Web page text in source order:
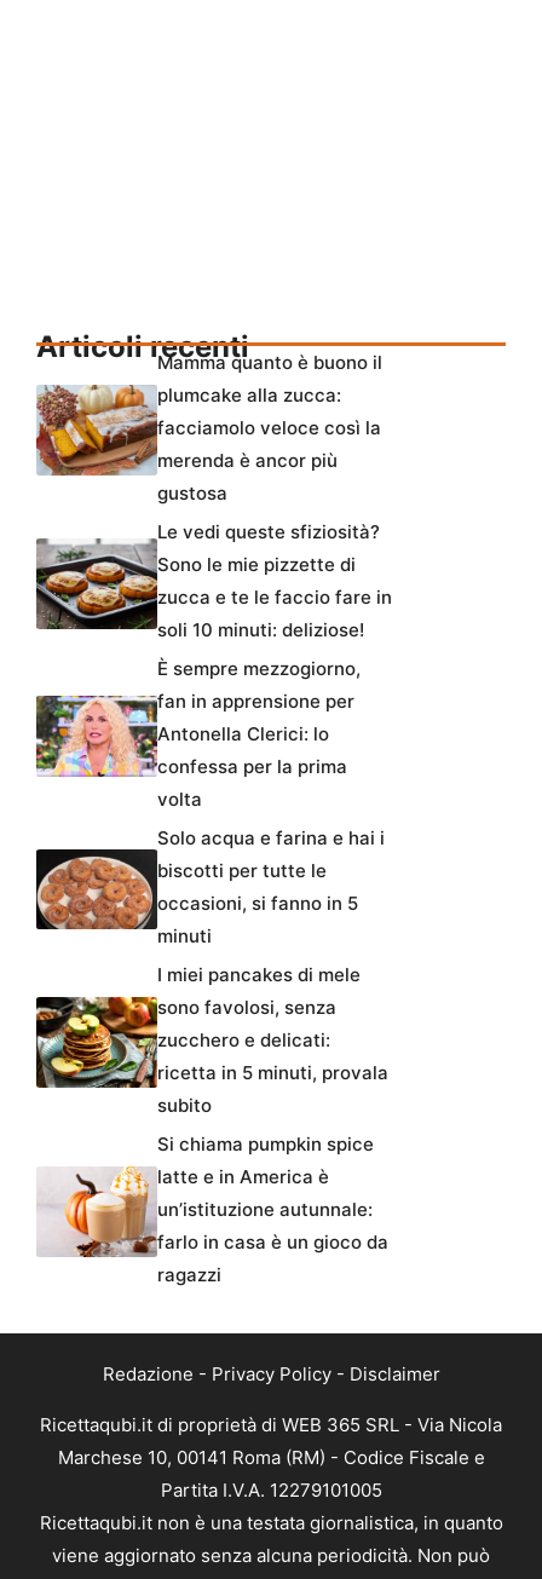
Articoli recentiMamma quanto è buono il
plumcake alla zucca:
facciamolo veloce così la
merenda è ancor più
gustosa
Le vedi queste sfiziosità?
Sono le mie pizzette di
zucca e te le faccio fare in
soli 10 minuti: deliziose!
È sempre mezzogiorno,
fan in apprensione per
Antonella Clerici: lo
confessa per la prima
volta
Solo acqua e farina e hai i
biscotti per tutte le
occasioni, si fanno in 5
minuti
I miei pancakes di mele
sono favolosi, senza
zucchero e delicati:
ricetta in 5 minuti, provala
subito
Si chiama pumpkin spice
latte e in America è
un’istituzione autunnale:
farlo in casa è un gioco da
ragazzi
Redazione - Privacy Policy- Disclaimer
Ricettaqubi.it di proprietà di WEB 365 SRL - Via Nicola
Marchese 10, 00141 Roma (RM) - Codice Fiscale e
Partita I.V.A. 12279101005
Ricettaqubi.it non è una testata giornalistica, in quanto
viene aggiornato senza alcuna periodicità. Non può